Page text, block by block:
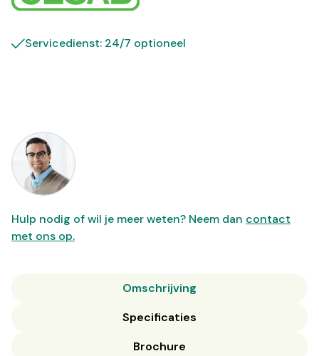
Servicedienst: 24/7 optioneel
Hulp nodig of wil je meer weten? Neem dan contact
met ons op.
Omschrijving
Specificaties
Brochure